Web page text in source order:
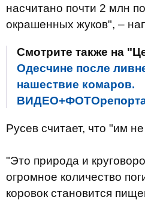
насчитано почти 2 млн
окрашенных жуков", –
Смотрите также на
Одесчине после
нашествие комаров.
Русев считает, что "им
"Это природа и
огромное количество
коровок становится